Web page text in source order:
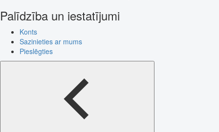
Palīdzība un iestatījumi
Konts
Sazinieties ar mums
Pieslēgties